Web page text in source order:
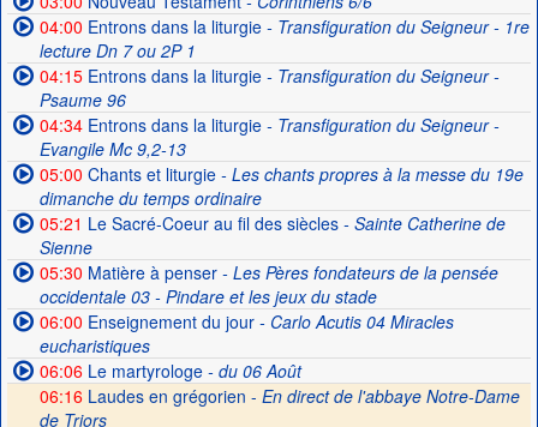
04:00 Entrons dans la liturgie- Transfiguration du Seigneur - 1re
lecture Dn 7 ou 2P 1
04:15Entrons dans la liturgie- Transfiguration du Seigneur -
Psaume 96
04:34Entrons dans la liturgie- Transfiguration du Seigneur -
Evangile Mc 9,2-13
05:00 Chants et liturgie- Les chants propres à la messe du 19e
dimanche du temps ordinaire
05:21 Le Sacré-Coeur au fil des siècles- Sainte Catherine de
Sienne
05:30 Matière à penser- Les Pères fondateurs de la pensée
occidentale 03 - Pindare et les jeux du stade
06:00 Enseignement du jour- Carlo Acutis 04 Miracles
eucharistiques
06:06Le martyrologe- du 06 Août
06:16 Laudes en grégorien - En direct de l'abbaye Notre-Dame
de Triors